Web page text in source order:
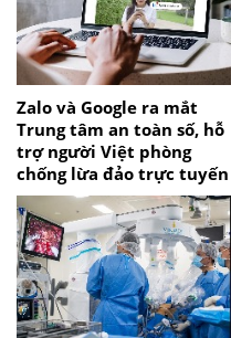
Zalo và Google ra mắt
Trung tâm an toàn số, hỗ
trợ người Việt phòng
chống lừa đảo trực tuyến